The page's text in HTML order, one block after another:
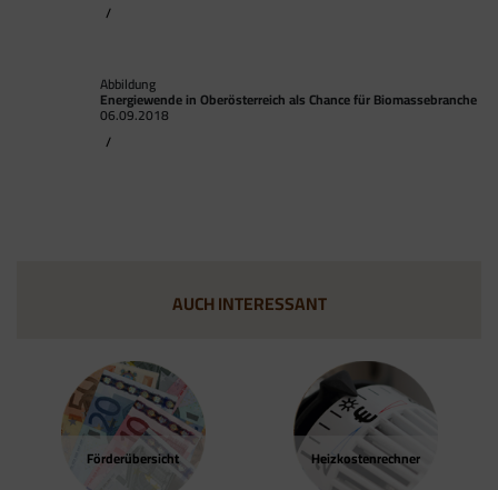
/
Abbildung
Energiewende in Oberösterreich als Chance für Biomassebranche
06.09.2018
/
Förder­übersicht Heizkosten­rechner
AUCH INTERESSANT
Google Analytics über den Tag Manager
und nicht vom Tag Manager selbst.